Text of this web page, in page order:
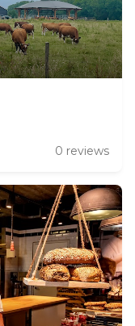
0 reviews